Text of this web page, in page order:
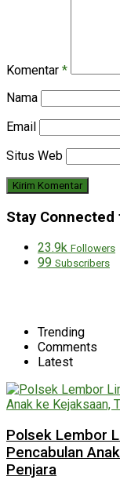
Komentar *
Nama
Email
Situs Web
Stay
23.9k Followers
99 Subscribers
Trending
Comments
Latest
Polsek Lembor
Pencabulan
Penjara